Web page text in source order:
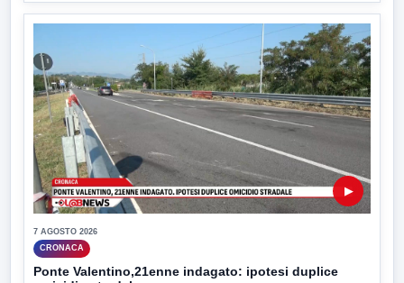
▶
7 AGOSTO 2026
CRONACA
Ponte Valentino,21enne indagato: ipotesi duplice